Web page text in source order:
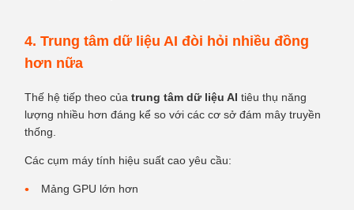
4. Trung tâm dữ liệu AI đòi hỏi nhiều đồng
hơn nữa
Thế hệ tiếp theo của trung tâm dữ liệu AI tiêu thụ năng
lượng nhiều hơn đáng kể so với các cơ sở đám mây truyền
thống.
Các cụm máy tính hiệu suất cao yêu cầu:
Mảng GPU lớn hơn